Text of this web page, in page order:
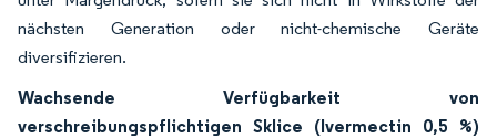
nächsten Generation oder nicht-chemische Geräte
diversifizieren.
Wachsende Verfügbarkeit von
verschreibungspflichtigen Sklice (Ivermectin 0,5 %)